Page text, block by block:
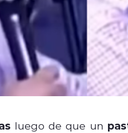
luego de que un